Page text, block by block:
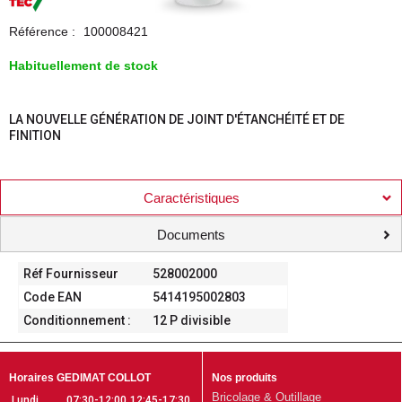
Référence : 100008421
Habituellement de stock
LA NOUVELLE GÉNÉRATION DE JOINT D'ÉTANCHÉITÉ ET DE
FINITION
Caractéristiques
Documents
Réf Fournisseur
528002000
Code EAN
5414195002803
Conditionnement :
12 P divisible
Horaires GEDIMAT COLLOT
Nos produits
Bricolage & Outillage